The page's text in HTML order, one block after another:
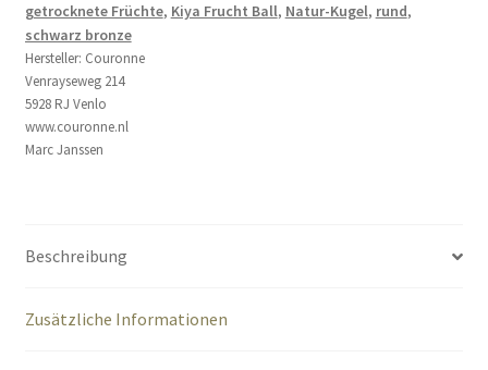
getrocknete Früchte, Kiya Frucht Ball, Natur-Kugel, rund,
schwarz bronze
Hersteller: Couronne
Venrayseweg 214
5928 RJ Venlo
www.couronne.nl
Marc Janssen
Beschreibung
Zusätzliche Informationen